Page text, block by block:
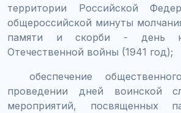
территории Российской
общероссийской минуты
памяти и скорби - день
Отечественной войны (1941 год);
обеспечение
проведении дней воинской
мероприятий, посвященных